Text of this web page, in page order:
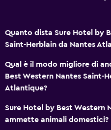
Quanto dista Sure Hotel by
Saint-Herblain da Nantes
Qual è il modo migliore di
Best Western Nantes Saint-
Atlantique?
Sure Hotel by Best Western
ammette animali domestici?